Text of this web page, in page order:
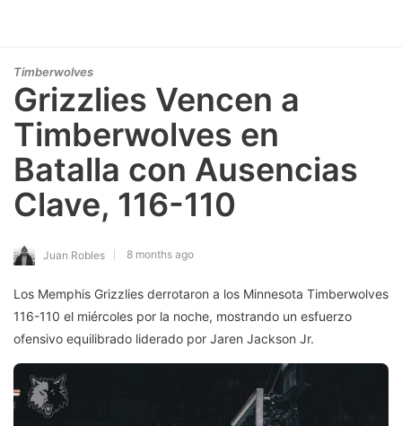
Timberwolves
Grizzlies Vencen a
Timberwolves en
Batalla con Ausencias
Clave, 116-110
Juan Robles 8 months ago
Los Memphis Grizzlies derrotaron a los Minnesota Timberwolves
116-110 el miércoles por la noche, mostrando un esfuerzo
ofensivo equilibrado liderado por Jaren Jackson Jr.